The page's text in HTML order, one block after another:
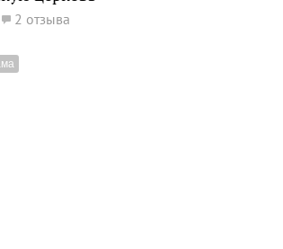
2 отзыва